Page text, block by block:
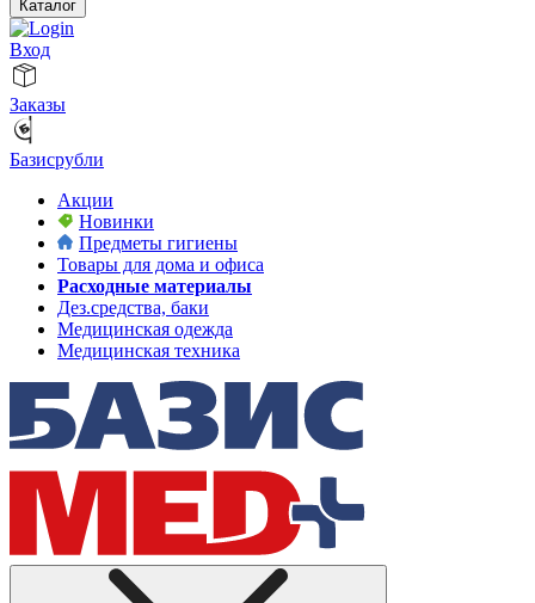
Каталог
Вход
Заказы
Базисрубли
Акции
Новинки
Предметы гигиены
Товары для дома и офиса
Расходные материалы
Дез.средства, баки
Медицинская одежда
Медицинская техника